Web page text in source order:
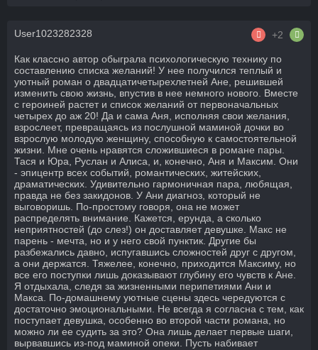
User1023282328 +2
Как классно автор обыграла психологическую технику по
составлению списка желаний! У нее получился теплый и
уютный роман о двадцатичетырехлетней Ане, решившей
изменить свою жизнь, впустив в нее немного нового. Вместе
с героиней растет и список желаний от первоначальных
четырех до аж 20! Да и сама Аня, исполняя свои желания,
взрослеет, превращаясь из послушной маминой дочки во
взрослую молодую женщину, способную к самостоятельной
жизни. Мне очень нравятся сложившиеся в романе пары.
Тася и Юра, Руслан и Алиса, и, конечно, Аня и Максим. Они
- эпицентр всех событий, романтических, житейских,
драматических. Удивительно гармоничная пара, любящая,
правда не без закидонов. У Ани диагноз, который не
выговоришь. По-простому говоря, она не может
распределять внимание. Кажется, ерунда, а сколько
неприятностей (до слез!) он доставляет девушке. Макс не
парень - мечта, но и у него свой пунктик. Другие бы
разбежались давно, испугавшись сложностей друг с другом,
а они держатся. Тяжелее, конечно, приходится Максиму, но
все его поступки лишь доказывают глубину его чувств к Ане.
Я отдыхала, следя за жизненными перипетиями Ани и
Макса. По-домашнему уютные сцены здесь чередуются с
достаточно эмоциональными. Не всегда я согласна с тем, как
поступает девушка, особенно во второй части романа, но
можно ли ее судить за это? Она лишь делает первые шаги,
вырвавшись из-под маминой опеки. Пусть набивает